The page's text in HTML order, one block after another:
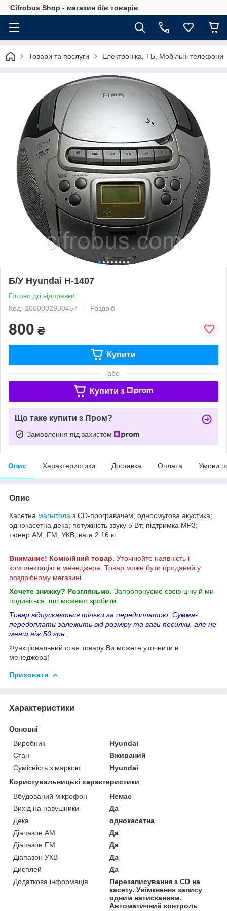
Cifrobus Shop - магазин б/в товарів
Товари та послуги Електроніка, ТБ, Мобільні телефони
Б/У Hyundai H-1407
Готово до відправки
Код: 2000002930457
Роздріб
800 ₴
Купити
або
Купити з
Що таке купити з Пром?
Замовлення під захистом
Опис Характеристики Доставка Оплата Умови
Опис
Касетна магнітола з CD-програвачем; односмугова акустика;
однокасетна дека; потужність звуку 5 Вт; підтримка MP3;
тюнер AM, FM, УКВ; вага 2.16 кг
Внимание! Комісійний товар. Уточнюйте наявність і
комплектацію в менеджера. Товар може бути проданий у
роздрібному магазині.
Хочете знижку? Розгляньмо. Запропонуємо свою ціну й ми
подивіться, що можемо зробити.
Товар відпускається тільки за передоплатою. Сумма-
передоплати залежить від розміру та ваги посилки, але не
менш ніж 50 грн.
Функціональний стан товару Ви можете уточнити в
менеджера!
Приховати
Характеристики
Основні
Виробник
Hyundai
Стан
Вживаний
Сумісність з маркою
Hyundai
Користувальницькі характеристики
Вбудований мікрофон
Немає
Вихід на навушники
Да
Дека
однокасетна
Діапазон AM
Да
Діапазон FM
Да
Діапазон УКВ
Да
Дисплей
Да
Додаткова інформація
Перезаписування з CD на
касету. Увімкнення запису
одним натисканням.
Автоматичний контроль